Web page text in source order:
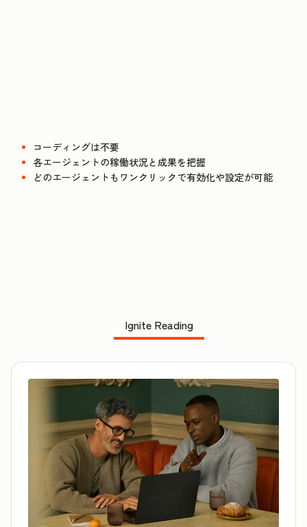
コーディングは不要
各エージェントの稼働状況と成果を把握
どのエージェントもワンクリックで有効化や設定が可能
Ignite Reading